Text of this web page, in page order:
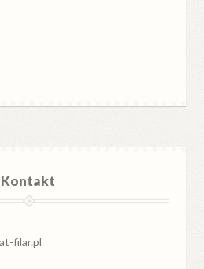
Kontakt
filar.pl